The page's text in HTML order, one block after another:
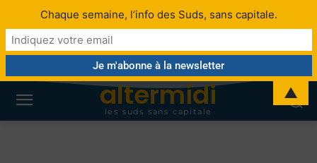
altermidi
les suds sans capitale
Chaque semaine, l’info des Suds, sans capitale.
▲